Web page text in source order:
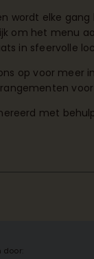
wordt elke
om het menu
in sfeervolle
op voor meer
met
door: